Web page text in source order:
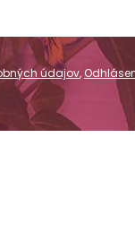
údajov,